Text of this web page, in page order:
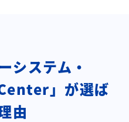
システム・
」が選ば
由